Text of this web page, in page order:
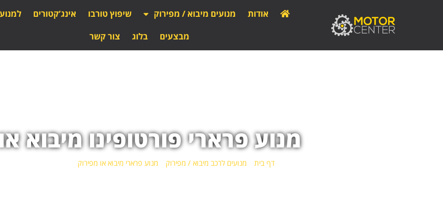
אודות מנועים מיבוא / מפירוק שיפוץ טורבו אינג’קטורים
למנוע
מבצעים
בלוג צור קשר
מנוע פרארי פורטופינו מיבוא
דף בית מנועים לרכב מיבוא / מפירוק מנוע פרארי מיבוא או מפירוק